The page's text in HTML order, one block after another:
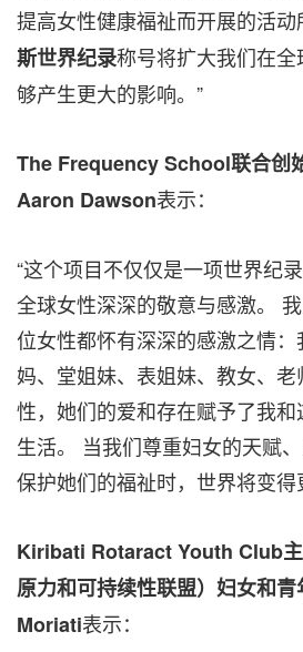
提高女性健康福祉而开展的活
斯世界纪录称号将扩大我们在
够产生更大的影响。”
The Frequency School联合创
Aaron Dawson表示：
“这个项目不仅仅是一项世界纪
全球女性深深的敬意与感激。
位女性都怀有深深的感激之情
妈、堂姐妹、表姐妹、教女、
性，她们的爱和存在赋予了我
生活。 当我们尊重妇女的天赋
保护她们的福祉时，世界将变得
Kiribati Rotaract Youth Club
原力和可持续性联盟）妇女和
Moriati表示：